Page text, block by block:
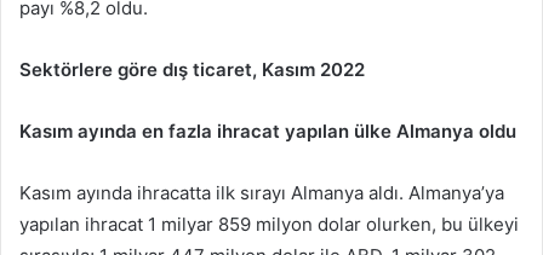
payı %8,2 oldu.
Sektörlere göre dış ticaret, Kasım 2022
Kasım ayında en fazla ihracat yapılan ülke Almanya oldu
Kasım ayında ihracatta ilk sırayı Almanya aldı. Almanya’ya
yapılan ihracat 1 milyar 859 milyon dolar olurken, bu ülkeyi